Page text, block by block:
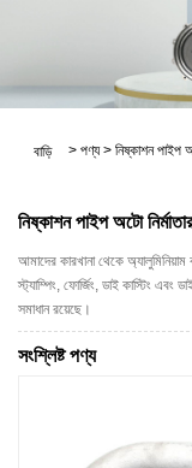
বাড়ি > পণ্য > নিষ্কাশন পাইপ
নিষ্কাশন পাইপ অটো
আমাদের কারখানা থেকে অ্যালুমিনিয়াম
স্ট্যাম্পিং, ফোর্জিং, ডাই কাস্টিং এবং
সমাধান রয়েছে।
সংশ্লিষ্ট পণ্য